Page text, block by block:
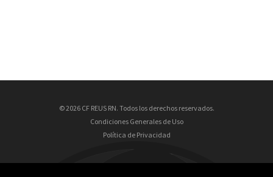
© 2026 CF REUS RN. Todos los derechos reservados.
Condiciones Generales de Uso
Política de Privacidad